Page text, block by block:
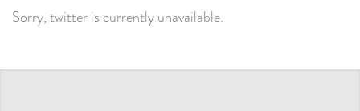
Sorry, twitter is currently unavailable.